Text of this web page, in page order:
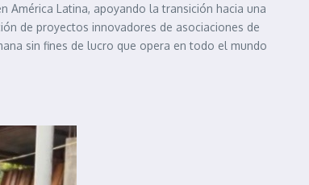
América Latina, apoyando la transición hacia una
de proyectos innovadores de asociaciones de
sin fines de lucro que opera en todo el mundo